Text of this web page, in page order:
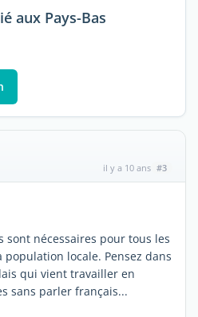
aux Pays-Bas
il y a 10 ans #3
sont nécessaires pour tous les
locale. Pensez dans
qui vient travailler en
sans parler français...